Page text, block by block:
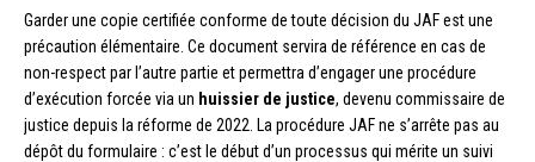
Garder une copie certifiée conforme de toute décision du JAF est une
précaution élémentaire. Ce document servira de référence en cas de
non-respect par l’autre partie et permettra d’engager une procédure
d’exécution forcée via un huissier de justice, devenu commissaire de
justice depuis la réforme de 2022. La procédure JAF ne s’arrête pas au
dépôt du formulaire : c’est le début d’un processus qui mérite un suivi